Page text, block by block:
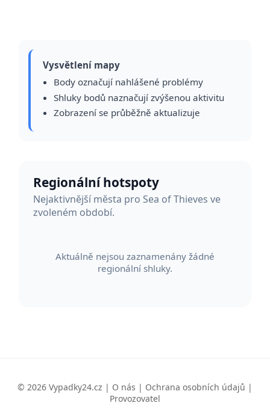
Vysvětlení mapy
Body označují nahlášené problémy
Shluky bodů naznačují zvýšenou aktivitu
Zobrazení se průběžně aktualizuje
Regionální hotspoty
Nejaktivnější města pro Sea of Thieves ve
zvoleném období.
Aktuálně nejsou zaznamenány žádné
regionální shluky.
© 2026 Vypadky24.cz | O nás | Ochrana osobních údajů |
Provozovatel